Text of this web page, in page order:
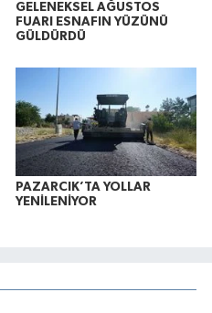
GELENEKSEL AĞUSTOS
FUARI ESNAFIN YÜZÜNÜ
GÜLDÜRDÜ
PAZARCIK’TA YOLLAR
YENİLENİYOR